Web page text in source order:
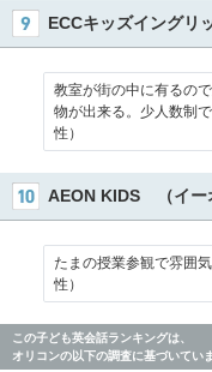
ECCキッズイングリ
教室が街の中に有るの
物が出来る。少人数制
性）
AEON KIDS （イー
たまの授業参観で雰囲
性）
この子ども英会話ランキングは、
オリコンの以下の調査に基づいていま